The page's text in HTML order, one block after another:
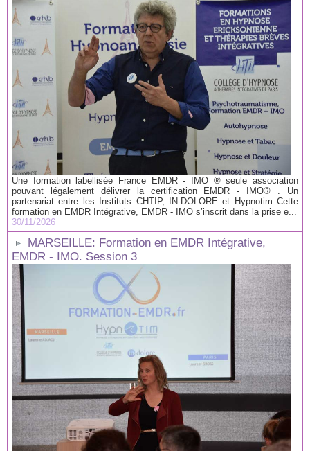
Une formation labellisée France EMDR - IMO ® seule association
pouvant légalement délivrer la certification EMDR - IMO® . Un
partenariat entre les Instituts CHTIP, IN-DOLORE et Hypnotim Cette
formation en EMDR Intégrative, EMDR - IMO s’inscrit dans la prise e...
30/11/2026
MARSEILLE: Formation en EMDR Intégrative,
EMDR - IMO. Session 3